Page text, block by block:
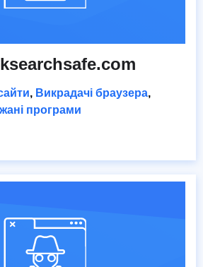
, Викрадачі браузера,
програми